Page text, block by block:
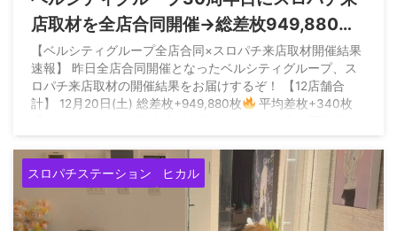
店取材を全店合同開催→総差枚949,880枚
の祭状態に
【ベルシティグループ全店合同×スロパチ来店取材開催結果
速報】 昨日全店合同開催となったベルシティグループ、ス
ロパチ来店取材の開催結果をお届けするぞ！ 【12店舗合
計】 12月20日(土) 総差枚+949,880枚
平均差枚+340枚
(@SloPachi_Sta) December 21, 2025
スロパチステーション ヒカル